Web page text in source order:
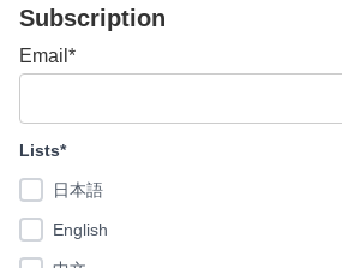
Subscription
Email*
Lists*
日本語
English